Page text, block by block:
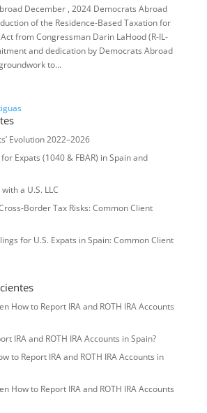
December , 2024 Democrats Abroad
of the Residence-Based Taxation for
from Congressman Darin LaHood (R-IL-
and dedication by Democrats Abroad
to...
Evolution 2022–2026
Expats (1040 & FBAR) in Spain and
a U.S. LLC
Border Tax Risks: Common Client
for U.S. Expats in Spain: Common Client
en How to Report IRA and ROTH IRA Accounts
IRA and ROTH IRA Accounts in Spain?
to Report IRA and ROTH IRA Accounts in
en How to Report IRA and ROTH IRA Accounts